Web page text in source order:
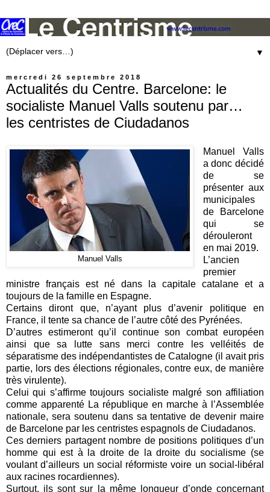
▼
mercredi 26 septembre 2018
Actualités du Centre. Barcelone: le
socialiste Manuel Valls soutenu par…
les centristes de Ciudadanos
Manuel Valls
Manuel Valls
a donc décidé
de se
présenter aux
municipales
de Barcelone
qui se
dérouleront
en mai 2019.
L’ancien
premier
ministre français est né dans la capitale catalane et a
toujours de la famille en Espagne.
Certains diront que, n’ayant plus d’avenir politique en
France, il tente sa chance de l’autre côté des Pyrénées.
D’autres estimeront qu’il continue son combat européen
ainsi que sa lutte sans merci contre les velléités de
séparatisme des indépendantistes de Catalogne (il avait pris
partie, lors des élections régionales, contre eux, de manière
très virulente).
Celui qui s’affirme toujours socialiste malgré son affiliation
comme apparenté La république en marche à l’Assemblée
nationale, sera soutenu dans sa tentative de devenir maire
de Barcelone par les centristes espagnols de Ciudadanos.
Ces derniers partagent nombre de positions politiques d’un
homme qui est à la droite de la droite du socialisme (se
voulant d’ailleurs un social réformiste voire un social-libéral
aux racines rocardiennes).
Surtout, ils sont sur la même longueur d’onde concernant